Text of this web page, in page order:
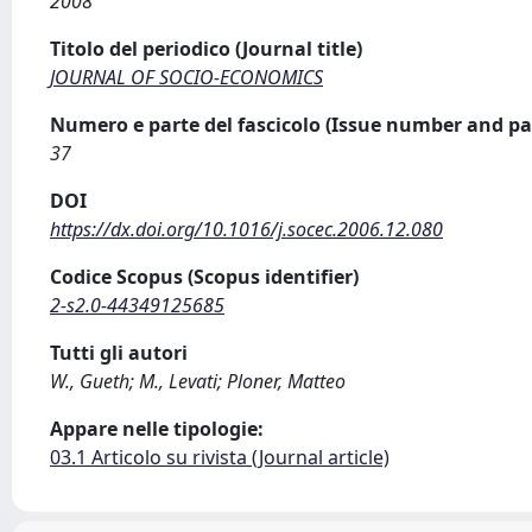
Titolo del periodico (Journal title)
JOURNAL OF SOCIO-ECONOMICS
Numero e parte del fascicolo (Issue number and
37
DOI
https://dx.doi.org/10.1016/j.socec.2006.12.080
Codice Scopus (Scopus identifier)
2-s2.0-44349125685
Tutti gli autori
W., Gueth; M., Levati; Ploner, Matteo
Appare nelle tipologie:
03.1 Articolo su rivista (Journal article)